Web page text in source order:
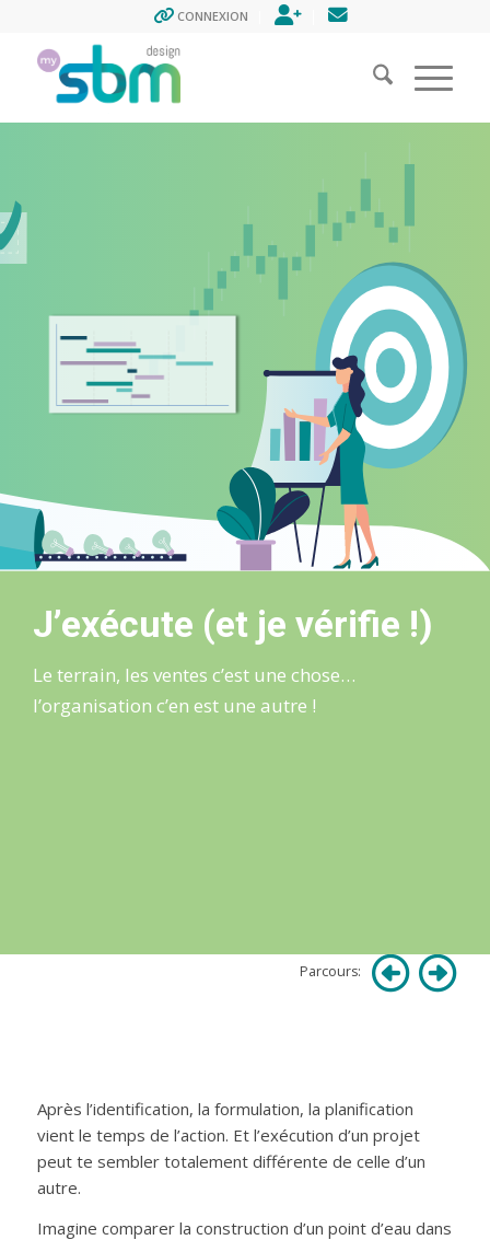
CONNEXION ENREGISTREMENT
CONTACT
J’exécute (et je vérifie !)
Le terrain, les ventes c’est une chose…
l’organisation c’en est une autre !
Parcours:
Après l’identification, la formulation, la planification
vient le temps de l’action. Et l’exécution d’un projet
peut te sembler totalement différente de celle d’un
autre.
Imagine comparer la construction d’un point d’eau dans